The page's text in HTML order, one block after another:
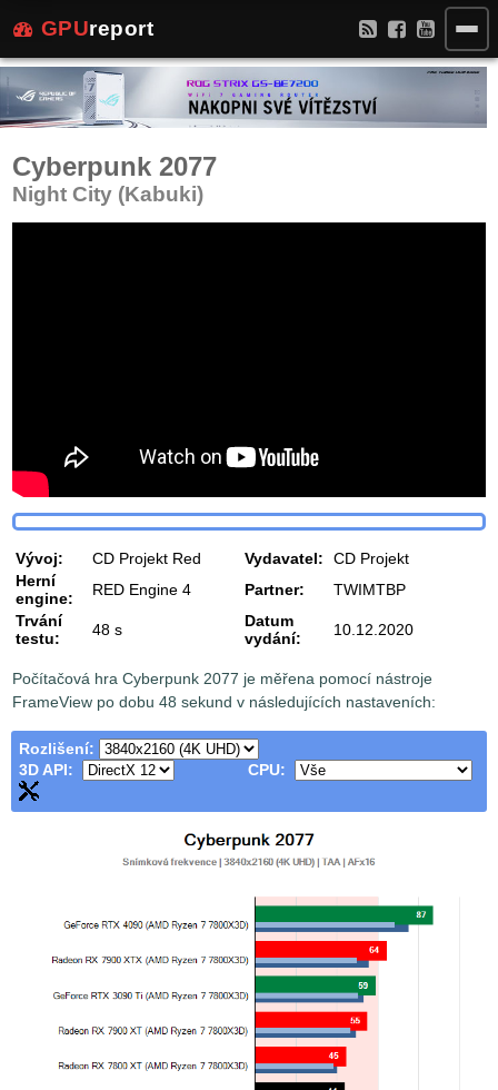
GPUreport
Cyberpunk 2077
Night City (Kabuki)
Vývoj: CD Projekt Red Vydavatel:
CD Projekt
Herní
engine:
RED Engine 4 Partner:
TWIMTBP
Trvání
testu:
48 s
Datum
vydání:
10.12.2020
Počítačová hra Cyberpunk 2077 je měřena pomocí nástroje
FrameView po dobu 48 sekund v následujících nastaveních:
Rozlišení:
3D API:
CPU: